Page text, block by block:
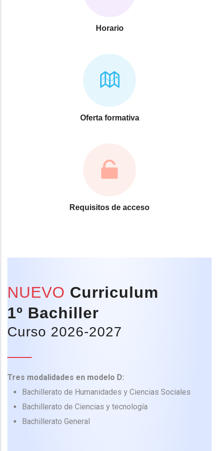
Horario
Oferta formativa
Requisitos de acceso
NUEVO Curriculum
1º Bachiller
Curso 2026-2027
Tres modalidades en modelo D:
Bachillerato de Humanidades y Ciencias Sociales
Bachillerato de Ciencias y tecnología
Bachillerato General